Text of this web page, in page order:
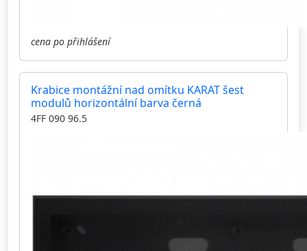
cena po přihlášení
Krabice montážní nad omítku KARAT šest
modulů horizontální barva černá
4FF 090 96.5